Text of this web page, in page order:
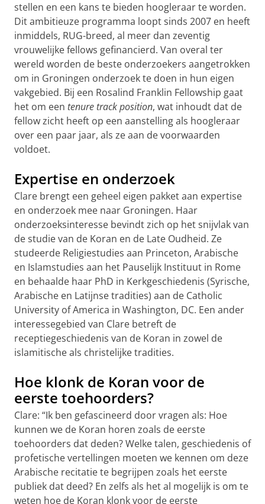
stellen en een kans te bieden hoogleraar te worden.
Dit ambitieuze programma loopt sinds 2007 en heeft
inmiddels, RUG-breed, al meer dan zeventig
vrouwelijke fellows gefinancierd. Van overal ter
wereld worden de beste onderzoekers aangetrokken
om in Groningen onderzoek te doen in hun eigen
vakgebied. Bij een Rosalind Franklin Fellowship gaat
het om een tenure track position, wat inhoudt dat de
fellow zicht heeft op een aanstelling als hoogleraar
over een paar jaar, als ze aan de voorwaarden
voldoet.
Expertise en onderzoek
Clare brengt een geheel eigen pakket aan expertise
en onderzoek mee naar Groningen. Haar
onderzoeksinteresse bevindt zich op het snijvlak van
de studie van de Koran en de Late Oudheid. Ze
studeerde Religiestudies aan Princeton, Arabische
en Islamstudies aan het Pauselijk Instituut in Rome
en behaalde haar PhD in Kerkgeschiedenis (Syrische,
Arabische en Latijnse tradities) aan de Catholic
University of America in Washington, DC. Een ander
interessegebied van Clare betreft de
receptiegeschiedenis van de Koran in zowel de
islamitische als christelijke tradities.
Hoe klonk de Koran voor de
eerste toehoorders?
Clare: “Ik ben gefascineerd door vragen als: Hoe
kunnen we de Koran horen zoals de eerste
toehoorders dat deden? Welke talen, geschiedenis of
profetische vertellingen moeten we kennen om deze
Arabische recitatie te begrijpen zoals het eerste
publiek dat deed? En zelfs als het al mogelijk is om te
weten hoe de Koran klonk voor de eerste